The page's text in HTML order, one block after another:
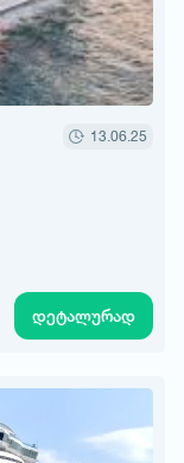
13.06.25
დეტალურად